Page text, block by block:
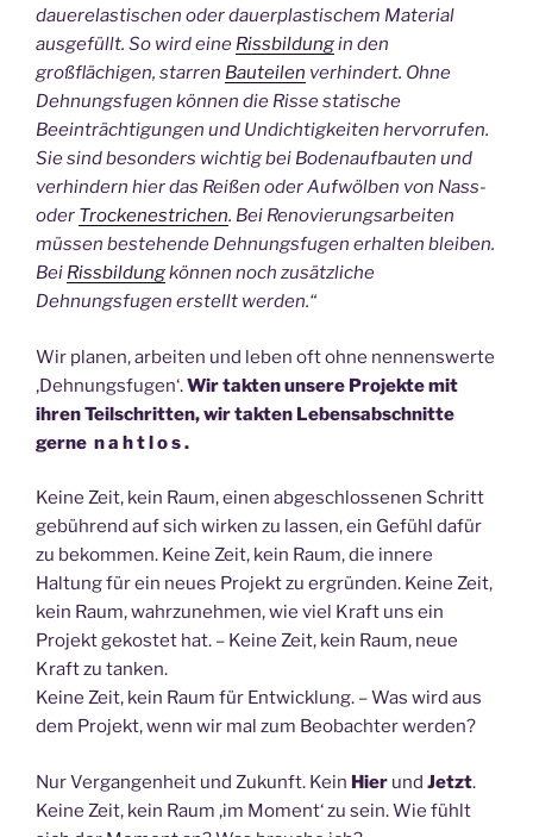
dauerelastischen oder dauerplastischem Material
ausgefüllt. So wird eine Rissbildungin den
großflächigen, starren Bauteilen verhindert. Ohne
Dehnungsfugen können die Risse statische
Beeinträchtigungen und Undichtigkeiten hervorrufen.
Sie sind besonders wichtig bei Bodenaufbauten und
verhindern hier das Reißen oder Aufwölben von Nass-
oder Trockenestrichen. Bei Renovierungsarbeiten
müssen bestehende Dehnungsfugen erhalten bleiben.
Bei Rissbildungkönnen noch zusätzliche
Dehnungsfugen erstellt werden.“
Wir planen, arbeiten und leben oft ohne nennenswerte
‚Dehnungsfugen‘.Wir takten unsere Projekte mit
ihren Teilschritten, wir takten Lebensabschnitte
gerne n a h t l o s .
Keine Zeit, kein Raum, einen abgeschlossenen Schritt
gebührend auf sich wirken zu lassen, ein Gefühl dafür
zu bekommen. Keine Zeit, kein Raum, die innere
Haltung für ein neues Projekt zu ergründen. Keine Zeit,
kein Raum, wahrzunehmen, wie viel Kraft uns ein
Projekt gekostet hat. – Keine Zeit, kein Raum, neue
Kraft zu tanken.
Keine Zeit, kein Raum für Entwicklung. – Was wird aus
dem Projekt, wenn wir mal zum Beobachter werden?
Nur Vergangenheit und Zukunft. Kein Hier und Jetzt.
Keine Zeit, kein Raum ‚im Moment‘ zu sein. Wie fühlt